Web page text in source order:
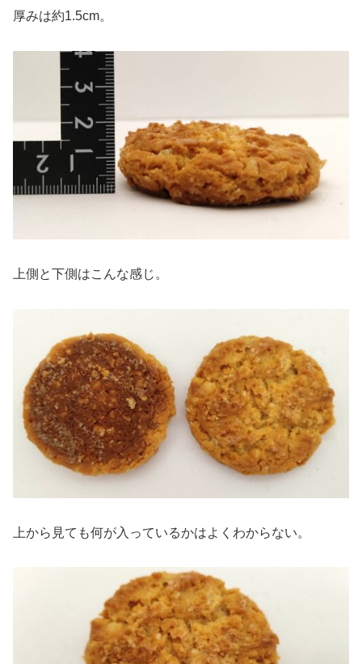
厚みは約1.5cm。
上側と下側はこんな感じ。
上から見ても何が入っているかはよくわからない。